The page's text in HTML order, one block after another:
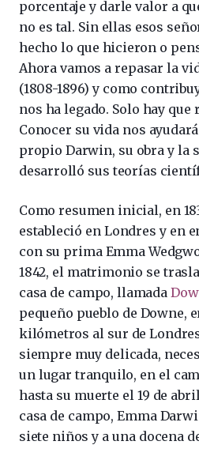
porcentaje y darle valor a
no es tal. Sin ellas esos
hecho lo que hicieron o
Ahora vamos a repasar la
(1808-1896) y como
nos ha legado. Solo hay
Conocer su vida nos
propio Darwin, su obra y la
desarrolló sus teorías
Como resumen inicial, en
estableció en Londres y en
con su prima Emma
1842, el matrimonio se
casa de campo, llamada
pequeño pueblo de Downe,
kilómetros al sur de
siempre muy delicada,
un lugar tranquilo, en el
hasta su muerte el 19 de
casa de campo, Emma
siete niños y a una docena